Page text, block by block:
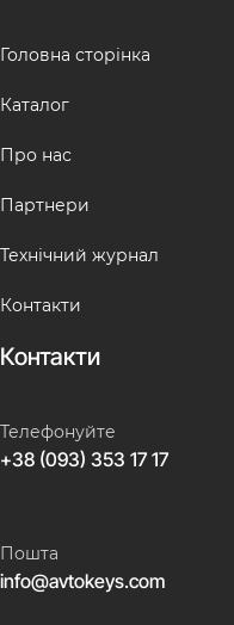
Головна сторінка
Каталог
Про нас
Партнери
Технічний журнал
Контакти
Контакти
Телефонуйте
+38 (093) 353 17 17
Пошта
info@avtokeys.com